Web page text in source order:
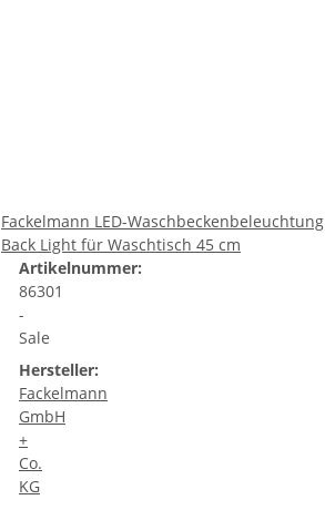
Fackelmann LED-Waschbeckenbeleuchtung
Back Light für Waschtisch 45 cm
Artikelnummer:
86301
-
Sale
Hersteller:
Fackelmann
GmbH
+
Co.
KG